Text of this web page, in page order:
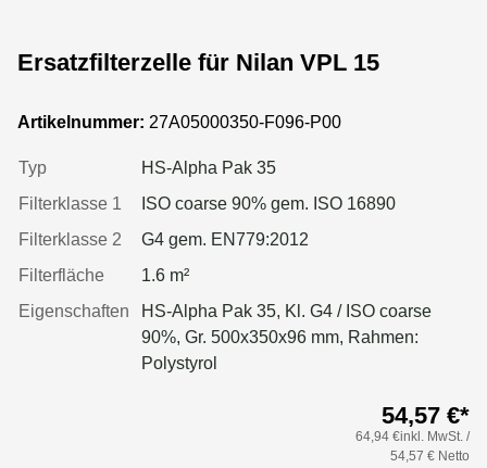
Ersatzfilterzelle für Nilan VPL 15
Artikelnummer: 27A05000350-F096-P00
Typ
HS-Alpha Pak 35
Filterklasse 1
ISO coarse 90% gem. ISO 16890
Filterklasse 2
G4 gem. EN779:2012
Filterfläche
1.6 m²
Eigenschaften
HS-Alpha Pak 35, Kl. G4 / ISO coarse
90%, Gr. 500x350x96 mm, Rahmen:
Polystyrol
54,57 €*
64,94 €inkl. MwSt. /
54,57 € Netto